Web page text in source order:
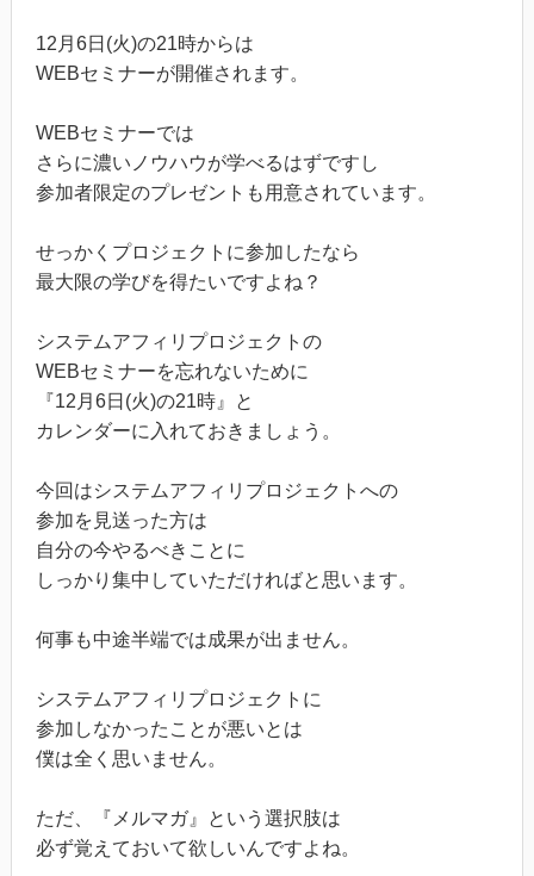
12月6日(火)の21時からは
WEBセミナーが開催されます。
WEBセミナーでは
さらに濃いノウハウが学べるはずですし
参加者限定のプレゼントも用意されています。
せっかくプロジェクトに参加したなら
最大限の学びを得たいですよね？
システムアフィリプロジェクトの
WEBセミナーを忘れないために
『12月6日(火)の21時』と
カレンダーに入れておきましょう。
今回はシステムアフィリプロジェクトへの
参加を見送った方は
自分の今やるべきことに
しっかり集中していただければと思います。
何事も中途半端では成果が出ません。
システムアフィリプロジェクトに
参加しなかったことが悪いとは
僕は全く思いません。
ただ、『メルマガ』という選択肢は
必ず覚えておいて欲しいんですよね。